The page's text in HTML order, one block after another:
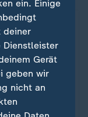
Erst
ein. Einige
deiner
Dienstleister
Gerät
geben wir
nicht an